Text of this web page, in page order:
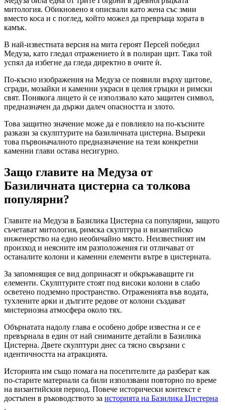
митология. Обикновено я описвали като жена със змии
вместо коса и с поглед, който можел да превръща хората в
камък.
В най-известната версия на мита героят Персей победил
Медуза, като гледал отражението ѝ в полиран щит. Така той
успял да избегне да гледа директно в очите ѝ.
По-късно изображения на Медуза се появили върху щитове,
сгради, мозайки и каменни украси в целия гръцки и римски
свят. Понякога лицето ѝ се използвало като защитен символ,
предназначен да държи далеч опасността и злото.
Това защитно значение може да е повлияло на по-късните
разкази за скулптурите на базиличната цистерна. Въпреки
това първоначалното предназначение на тези конкретни
каменни глави остава несигурно.
Защо главите на Медуза от
Базиличната цистерна са толкова
популярни?
Главите на Медуза в Базилика Цистерна са популярни, защото
съчетават митология, римска скулптура и византийско
инженерство на едно необичайно място. Неизвестният им
произход и неясните им разположения ги отличават от
останалите колони и каменни елементи вътре в цистерната.
За запомнящия се вид допринасят и обкръжаващите ги
елементи. Скулптурите стоят под високи колони в слабо
осветено подземно пространство. Отраженията във водата,
тухлените арки и дългите редове от колони създават
мистериозна атмосфера около тях.
Обърнатата надолу глава е особено добре известна и се е
превърнала в един от най сниманите детайли в Базилика
Цистерна. Двете скулптури днес са тясно свързани с
идентичността на атракцията.
Историята им също помага на посетителите да разберат как
по-старите материали са били използвани повторно по време
на византийския период. Повече исторически контекст е
достъпен в ръководството за историята на Базилика Цистерна
.